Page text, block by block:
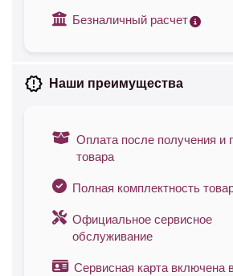
Безналичный расчет
Наши преимущества
Оплата после получения и
товара
Полная комплектность
Официальное сервисное
обслуживание
Сервисная карта включена